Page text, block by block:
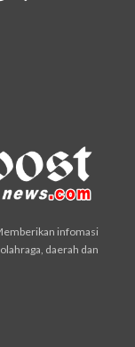
infomasi
daerah dan